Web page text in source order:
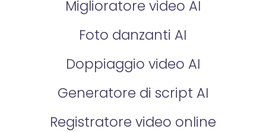
Miglioratore video AI
Foto danzanti AI
Doppiaggio video AI
Generatore di script AI
Registratore video online